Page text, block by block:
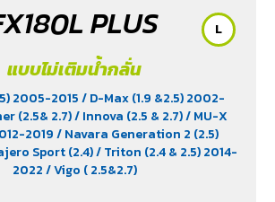
PLUS
แบบไม่เติมน้ำกลั่น
2005-2015/ D-Max (1.9 &2.5) 2002-
(2.5& 2.7)/ Innova (2.5 & 2.7)/ MU-X
2019/ Navara Generation 2 (2.5)
Sport (2.4)/ Triton (2.4 & 2.5) 2014-
2022/ Vigo ( 2.5&2.7)
L